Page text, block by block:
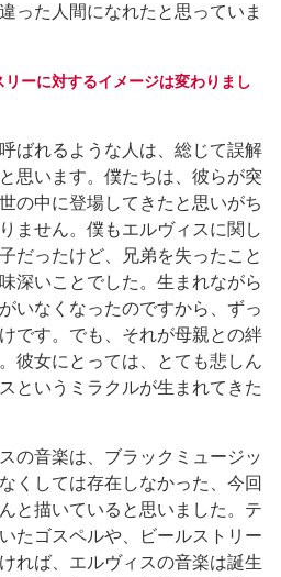
った人間になれたと思っていま
リーに対するイメージは変わりまし
ばれるような人は、総じて誤解
思います。僕たちは、彼らが突
の中に登場してきたと思いがち
ません。僕もエルヴィスに関し
だったけど、兄弟を失ったこと
深いことでした。生まれながら
いなくなったのですから、ずっ
です。でも、それが母親との絆
彼女にとっては、とても悲しん
というミラクルが生まれてきた
の音楽は、ブラックミュージッ
くしては存在しなかった、今回
と描いていると思いました。テ
たゴスペルや、ビールストリー
れば、エルヴィスの音楽は誕生